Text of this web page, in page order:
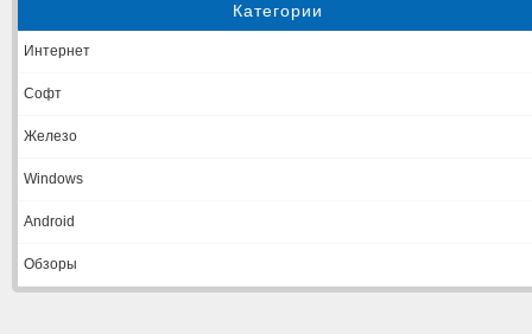
Категории
Интернет
Софт
Железо
Windows
Android
Обзоры